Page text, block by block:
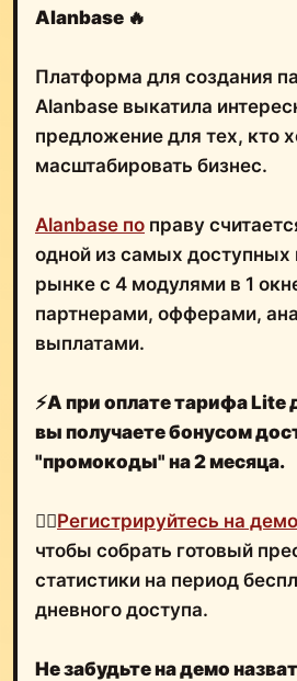
Alanbase 🔥
Платформа для создания
Alanbase выкатила
предложение для тех, кто
масштабировать бизнес.
Alanbase по праву
одной из самых доступных
рынке с 4 модулями в 1
партнерами, офферами,
выплатами.
⚡️А при оплате тарифа Lite
вы получаете бонусом
"промокоды" на 2 месяца.
👉🏻Регистрируйтесь на
чтобы собрать готовый
статистики на период
дневного доступа.
Не забудьте на демо